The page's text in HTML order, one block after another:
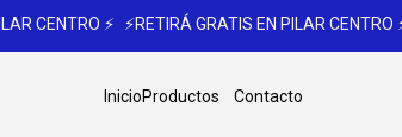
CENTRO ⚡ ⚡RETIRÁ GRATIS EN PILAR CENTRO ⚡
InicioProductos Contacto